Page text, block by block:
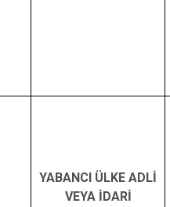
YABANCI ÜLKE ADLİ
VEYA İDARİ